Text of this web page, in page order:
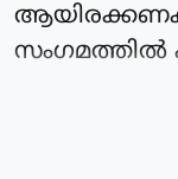
സംഗമത്തില്‍